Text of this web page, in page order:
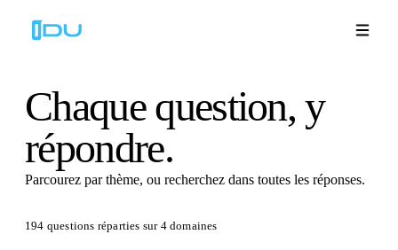
Solutions
Plateforme
Succès mondial
Chaque question, y
répondre.
Parcourez par thème, ou recherchez dans toutes les réponses.
194 questions réparties sur 4 domaines